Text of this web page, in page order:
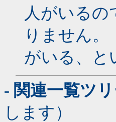
人がいる
りません
がいる、と
- 関連一覧ツ
します）